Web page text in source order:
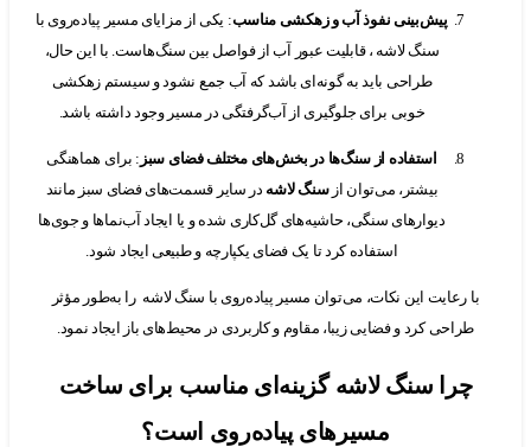
پیش‌بینی نفوذ آب و زهکشی مناسب: یکی از مزایای مسیر پیاده‌روی با
سنگ لاشه ، قابلیت عبور آب از فواصل بین سنگ‌هاست. با این حال،
طراحی باید به گونه‌ای باشد که آب جمع نشود و سیستم زهکشی
خوبی برای جلوگیری از آب‌گرفتگی در مسیر وجود داشته باشد.
استفاده از سنگ‌ها در بخش‌های مختلف فضای سبز: برای هماهنگی
بیشتر، می‌توان ازسنگ لاشهدر سایر قسمت‌های فضای سبز مانند
دیوارهای سنگی، حاشیه‌های گل‌کاری شده و یا ایجاد آب‌نماها و جوی‌ها
استفاده کرد تا یک فضای یکپارچه و طبیعی ایجاد شود.
رعایت این نکات، می‌توان مسیر پیاده‌روی با سنگ لاشه را به‌طور مؤثر
کرد و فضایی زیبا، مقاوم و کاربردی در محیط‌های باز ایجاد نمود.
سنگ لاشه گزینه‌ای مناسب برای ساخت
مسیرهای پیاده‌روی است؟